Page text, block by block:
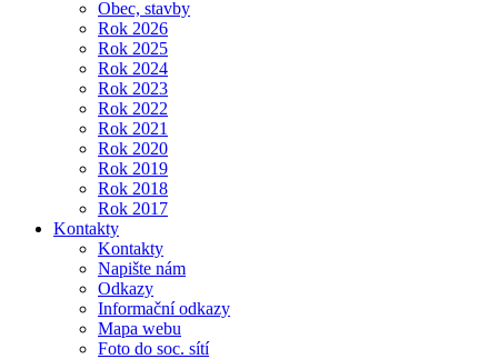
Obec, stavby
Rok 2026
Rok 2025
Rok 2024
Rok 2023
Rok 2022
Rok 2021
Rok 2020
Rok 2019
Rok 2018
Rok 2017
Kontakty
Kontakty
Napište nám
Odkazy
Informační odkazy
Mapa webu
Foto do soc. sítí